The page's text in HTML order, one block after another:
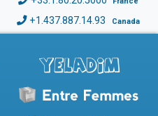
+1.437.887.14.93 Canada